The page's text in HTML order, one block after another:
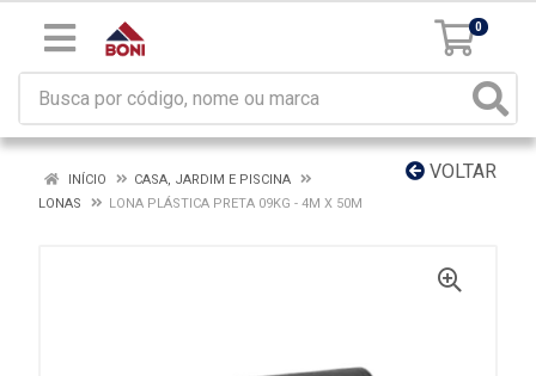
0
VOLTAR
INÍCIO
CASA, JARDIM E PISCINA
LONAS
LONA PLÁSTICA PRETA 09KG - 4M X 50M